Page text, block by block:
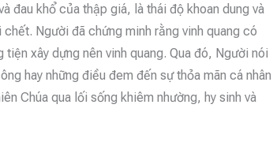
đau khổ của thập giá, là thái độ khoan dung và
Người đã chứng minh rằng vinh quang có
xây dựng nên vinh quang. Qua đó, Người nói
hay những điều đem đến sự thỏa mãn cá nhân
Chúa qua lối sống khiêm nhường, hy sinh và